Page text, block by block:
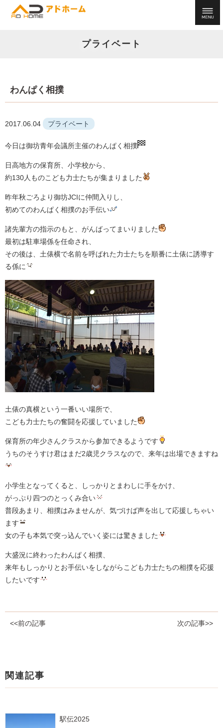
プライベート
わんぱく相撲
2017.06.04 プライベート
今日は御坊青年会議所主催のわんぱく相撲
日高地方の保育所、小学校から、
約130人ものこども力士たちが集まりました
昨年秋ごろより御坊JCIに仲間入りし、
初めてのわんぱく相撲のお手伝い
諸先輩方の指示のもと、がんばってまいりました
最初は駐車場係を任命され、
その後は、土俵横で名前を呼ばれた力士たちを順番に土俵に誘導す
る係に
土俵の真横という一番いい場所で、
こども力士たちの奮闘を応援していました
保育所の年少さんクラスから参加できるようです
うちのそうすけ君はまだ2歳児クラスなので、来年は出場できますね
小学生となってくると、しっかりとまわしに手をかけ、
がっぷり四つのとっくみ合い
普段あまり、相撲はみませんが、気づけば声を出して応援しちゃい
ます
女の子も本気で突っ込んでいく姿には驚きました
大盛況に終わったわんぱく相撲、
来年もしっかりとお手伝いをしながらこども力士たちの相撲を応援
したいです
<<前の記事 次の記事>>
関連記事
駅伝2025